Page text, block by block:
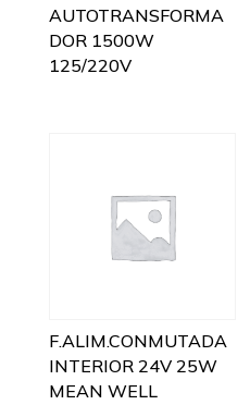
AUTOTRANSFORMA
DOR 1500W
125/220V
F.ALIM.CONMUTADA
INTERIOR 24V 25W
MEAN WELL